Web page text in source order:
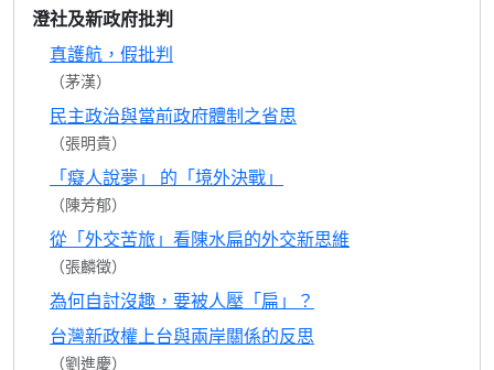
澄社及新政府批判
真護航，假批判
（茅漢）
民主政治與當前政府體制之省思
（張明貴）
「癡人說夢」 的「境外決戰」
（陳芳郁）
從「外交苦旅」看陳水扁的外交新思維
（張麟徵）
為何自討沒趣，要被人壓「扁」？
台灣新政權上台與兩岸關係的反思
（劉進慶）